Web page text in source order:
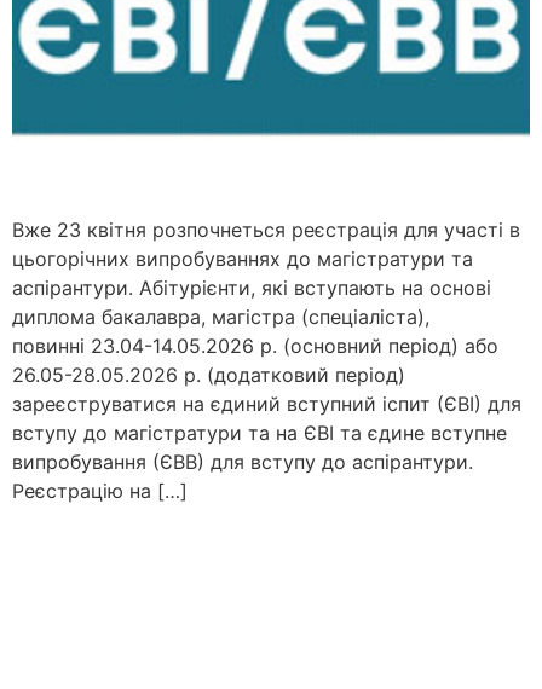
Вже 23 квітня розпочнеться реєстрація для участі в
цьогорічних випробуваннях до магістратури та
аспірантури. Абітурієнти, які вступають на основі
диплома бакалавра, магістра (спеціаліста),
повинні 23.04-14.05.2026 р. (основний період) або
26.05-28.05.2026 р. (додатковий період)
зареєструватися на єдиний вступний іспит (ЄВІ) для
вступу до магістратури та на ЄВІ та єдине вступне
випробування (ЄВВ) для вступу до аспірантури.
Реєстрацію на […]